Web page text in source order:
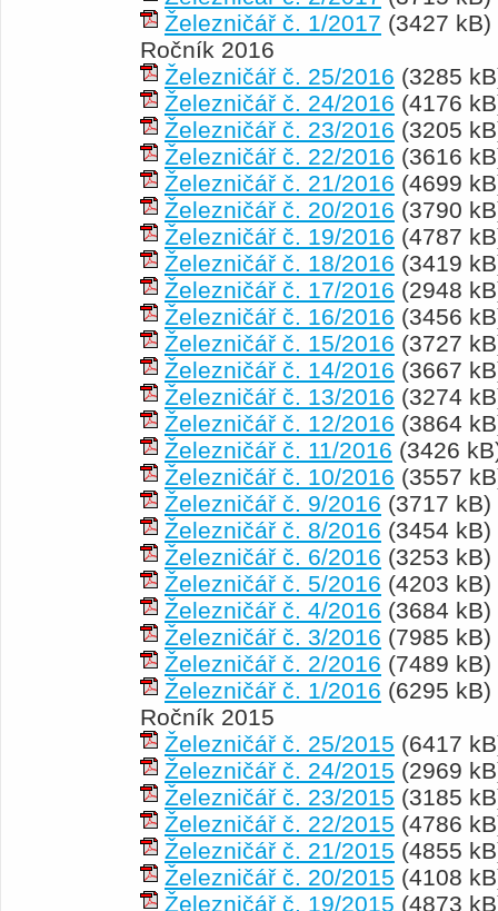
Železničář č. 1/2017 (3427 kB)
Ročník 2016
Železničář č. 25/2016 (3285
Železničář č. 24/2016 (4176
Železničář č. 23/2016 (3205
Železničář č. 22/2016 (3616
Železničář č. 21/2016 (4699
Železničář č. 20/2016 (3790
Železničář č. 19/2016 (4787
Železničář č. 18/2016 (3419
Železničář č. 17/2016 (2948
Železničář č. 16/2016 (3456
Železničář č. 15/2016 (3727
Železničář č. 14/2016 (3667
Železničář č. 13/2016 (3274
Železničář č. 12/2016 (3864
Železničář č. 11/2016 (3426
Železničář č. 10/2016 (3557
Železničář č. 9/2016 (3717 kB)
Železničář č. 8/2016 (3454 kB)
Železničář č. 6/2016 (3253 kB)
Železničář č. 5/2016 (4203 kB)
Železničář č. 4/2016 (3684 kB)
Železničář č. 3/2016 (7985 kB)
Železničář č. 2/2016 (7489 kB)
Železničář č. 1/2016 (6295 kB)
Ročník 2015
Železničář č. 25/2015 (6417
Železničář č. 24/2015 (2969
Železničář č. 23/2015 (3185
Železničář č. 22/2015 (4786
Železničář č. 21/2015 (4855
Železničář č. 20/2015 (4108
Železničář č. 19/2015 (4873